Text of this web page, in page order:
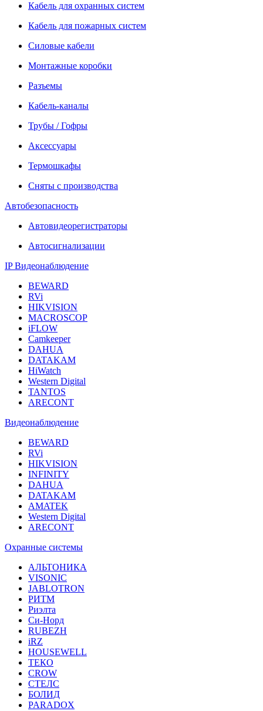
Кабель для охранных систем
Кабель для пожарных систем
Силовые кабели
Монтажные коробки
Разъемы
Кабель-каналы
Трубы / Гофры
Аксессуары
Термошкафы
Сняты с производства
Автобезопасность
Автовидеорегистраторы
Автосигнализации
IP Видеонаблюдение
BEWARD
RVi
HIKVISION
MACROSCOP
iFLOW
Camkeeper
DAHUA
DATAKAM
HiWatch
Western Digital
TANTOS
ARECONT
Видеонаблюдение
BEWARD
RVi
HIKVISION
INFINITY
DAHUA
DATAKAM
AMATEK
Western Digital
ARECONT
Охранные системы
АЛЬТОНИКА
VISONIC
JABLOTRON
РИТМ
Риэлта
Си-Норд
RUBEZH
iRZ
HOUSEWELL
ТЕКО
CROW
СТЕЛС
БОЛИД
PARADOX